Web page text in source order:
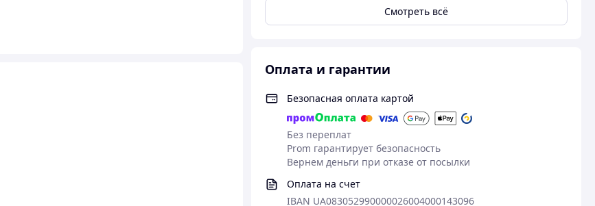
Смотреть всё
Оплата и гарантии
Безопасная оплата картой
Без переплат
Prom гарантирует безопасность
Вернем деньги при отказе от посылки
Оплата на счет
IBAN UA083052990000026004000143096